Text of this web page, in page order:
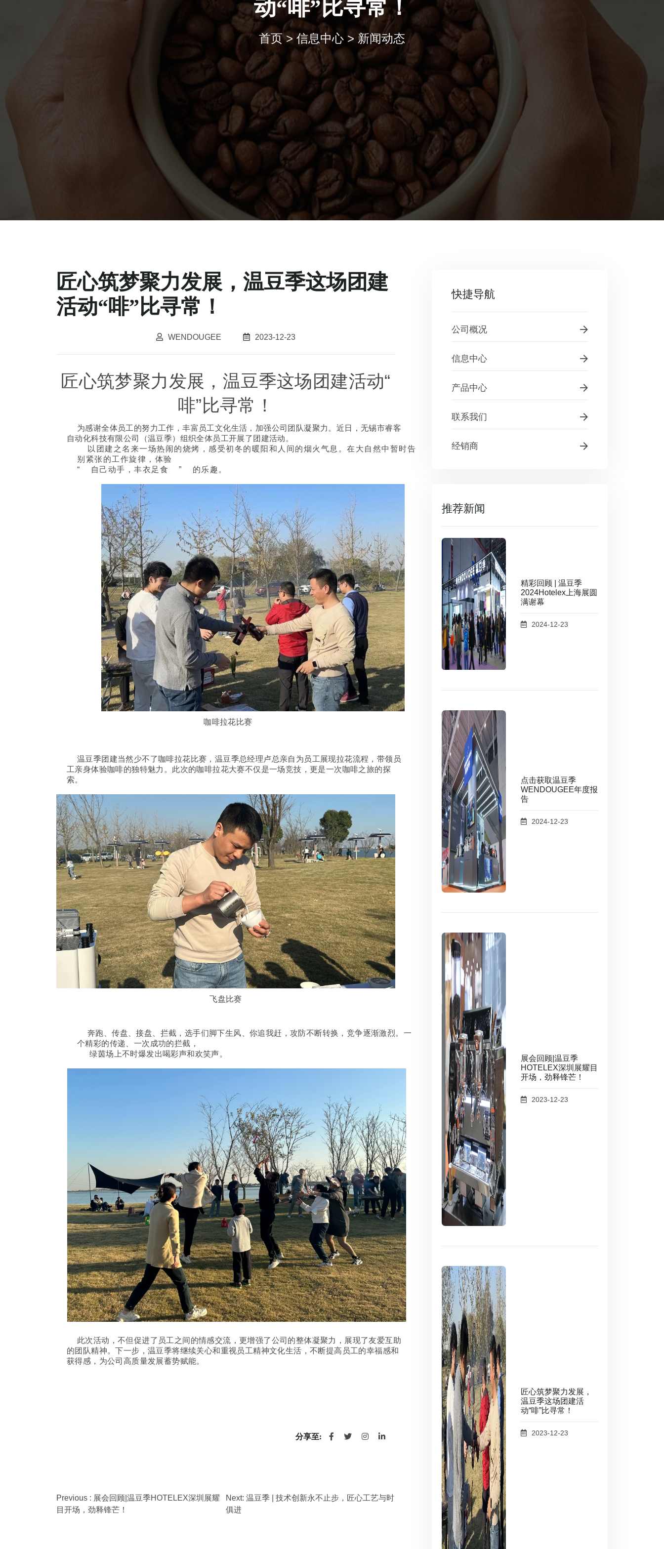
动“啡”比寻常！
首页> 信息中心 > 新闻动态
匠心筑梦聚力发展，温豆季这场团建
活动“啡”比寻常！
WENDOUGEE 2023-12-23
匠心筑梦聚力发展，温豆季这场团建活动“
啡” 比寻常！
为感谢全体员工的努力工作，丰富员工文化生活，加强公司团队凝聚力。近日，无锡市睿客
自动化科技有限公司（温豆季）组织全体员工开展了团建活动。
以团建之名来一场热闹的烧烤，感受初冬的暖阳和人间的烟火气息。在大自然中暂时告
别紧张的工作旋律，体验
“
自己动手，丰衣足食 ” 的乐趣。
咖啡拉花比赛
温豆季团建当然少不了咖啡拉花比赛，温豆季总经理卢总亲自为员工展现拉花流程，带领员
工亲身体验咖啡的独特魅力。此次的咖啡拉花大赛不仅是一场竞技，更是一次咖啡之旅的探
索。
飞盘比赛
奔跑、传盘、接盘、拦截，选手们脚下生风、你追我赶，攻防不断转换，竞争逐渐激烈。一
个精彩的传递、一次成功的拦截，
绿茵场上不时爆发出喝彩声和欢笑声。
此次活动，不但促进了员工之间的情感交流，更增强了公司的整体凝聚力，展现了友爱互助
的团队精神。下一步，温豆季将继续关心和重视员工精神文化生活，不断提高员工的幸福感和
获得感，为公司高质量发展蓄势赋能。
分享至:
Previous : 展会回顾|温豆季HOTELEX深圳展耀
目开场，劲释锋芒！
Next: 温豆季 | 技术创新永不止步，匠心工艺与时
俱进
快捷导航
公司概况
信息中心
产品中心
联系我们
经销商
推荐新闻
精彩回顾 | 温豆季
2024Hotelex上海展圆
满谢幕
2024-12-23
点击获取温豆季
WENDOUGEE年度报
告
2024-12-23
展会回顾|温豆季
HOTELEX深圳展耀目
开场，劲释锋芒！
2023-12-23
匠心筑梦聚力发展，
温豆季这场团建活
动“啡”比寻常！
2023-12-23